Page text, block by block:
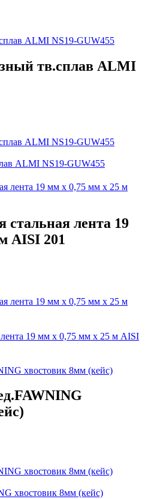
тв.сплав ALMI
ALMI NS19-GUW455
стальная лента 19
AISI 201
лента 19 мм x 0,75 мм x 25 м AISI
хвостовик 8мм (кейс)